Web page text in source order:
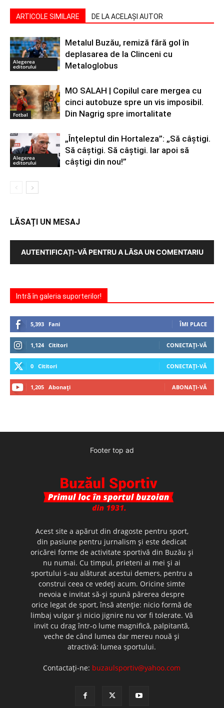
ARTICOLE SIMILARE DE LA ACELAȘI AUTOR
Alegerea
editorului
Metalul Buzău, remiză fără gol în
deplasarea de la Clinceni cu
Metaloglobus
Fotbal
MO SALAH | Copilul care mergea cu
cinci autobuze spre un vis imposibil.
Din Nagrig spre imortalitate
Alegerea
editorului
„Înțeleptul din Hortaleza”: „Să câștigi.
Să câștigi. Să câștigi. Iar apoi să
câștigi din nou!”
LĂSAȚI UN MESAJ
AUTENTIFICAȚI-VĂ PENTRU A LĂSA UN COMENTARIU
Intră în galeria suporterilor!
5,393 Fani ÎMI PLACE
1,124 Cititori CONECTAȚI-VĂ
0 Cititori CONECTAȚI-VĂ
1,205 Abonați ABONAȚI-VĂ
Footer top ad
Acest site a apărut din dragoste pentru sport,
din pasiune pentru jurnalism şi este dedicat
oricărei forme de activitate sportivă din Buzău şi
nu numai. Cu timpul, prieteni ai mei şi ai
sportului s-au alăturat acestui demers, pentru a
construi ceea ce vedeţi acum. Oricine simte
nevoia e invitat să-şi spună părerea despre
orice legat de sport, însă atenţie: nicio formă de
limbaj vulgar şi nicio jignire nu vor fi tolerate. Vă
invit cu drag într-o lume magnifică, palpitantă,
veche de când lumea dar mereu nouă şi
atractivă: lumea sportului.
Contactați-ne: buzaulsportiv@yahoo.com